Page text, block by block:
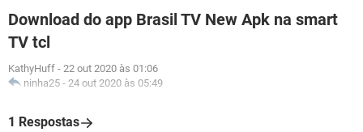
Download do app Brasil TV New Apk na smart
TV tcl
KathyHuff - 22 out 2020 às 01:06
ninha25 - 24 out 2020 às 05:49
1 Respostas